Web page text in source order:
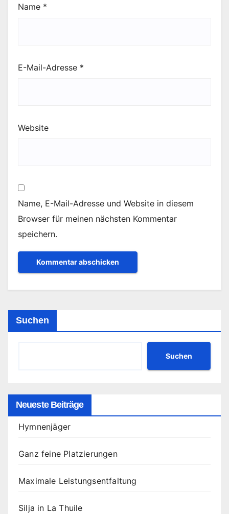
Name *
E-Mail-Adresse *
Website
Name, E-Mail-Adresse und Website in diesem
Browser für meinen nächsten Kommentar
speichern.
Suchen
Suchen
Neueste Beiträge
Hymnenjäger
Ganz feine Platzierungen
Maximale Leistungsentfaltung
Silja in La Thuile